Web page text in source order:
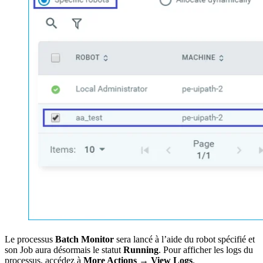
Le processus Batch Monitor sera lancé à l’aide du robot spécifié et
son Job aura désormais le statut Running. Pour afficher les logs du
processus, accédez à More Actions → View Logs.